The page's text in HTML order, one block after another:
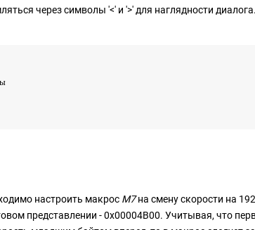
через символы '<' и '>' для наглядности
настроить макрос М7на смену скорости на
представлении - 0x00004В00. Учитывая, что